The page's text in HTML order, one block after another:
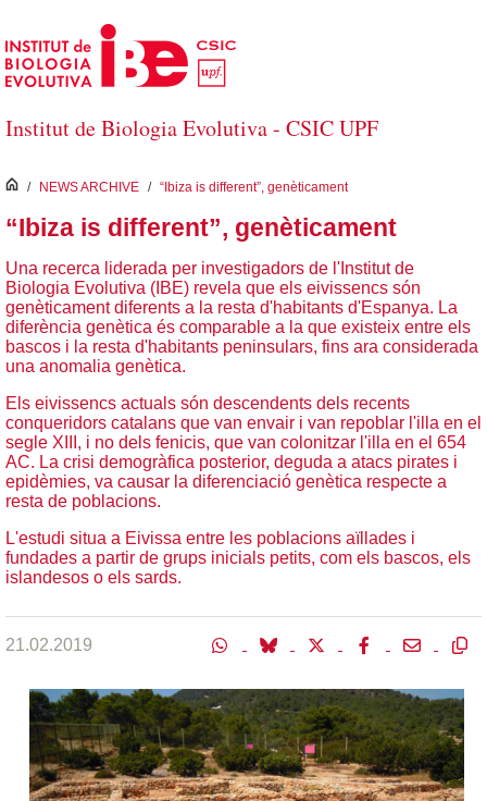
Salta al contingut principal
Institut de Biologia Evolutiva - CSIC UPF
inici
/ NEWS ARCHIVE / “Ibiza is different”, genèticament
“Ibiza is different”, genèticament
Una recerca liderada per investigadors de l'Institut de
Biologia Evolutiva (IBE) revela que els eivissencs són
genèticament diferents a la resta d'habitants d'Espanya. La
diferència genètica és comparable a la que existeix entre els
bascos i la resta d'habitants peninsulars, fins ara considerada
una anomalia genètica.
Els eivissencs actuals són descendents dels recents
conqueridors catalans que van envair i van repoblar l'illa en el
segle XIII, i no dels fenicis, que van colonitzar l'illa en el 654
AC. La crisi demogràfica posterior, deguda a atacs pirates i
epidèmies, va causar la diferenciació genètica respecte a
resta de poblacions.
L'estudi situa a Eivissa entre les poblacions aïllades i
fundades a partir de grups inicials petits, com els bascos, els
islandesos o els sards.
21.02.2019